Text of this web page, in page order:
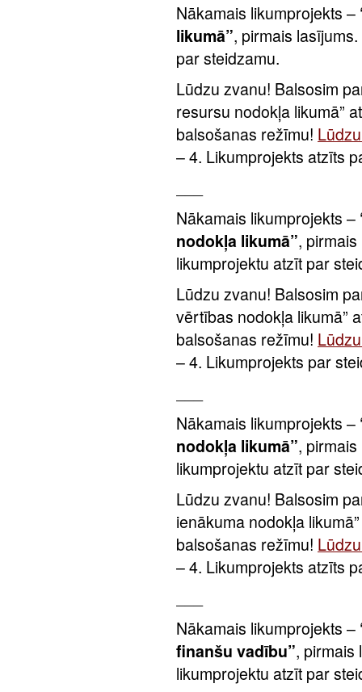
Nākamais likumprojekts –
likumā”, pirmais
par steidzamu.
Lūdzu zvanu! Balsosim
resursu nodokļa likumā”
balsošanas režīmu!
– 4. Likumprojekts atzīts
Nākamais likumprojekts –
nodokļa likumā”,
likumprojektu atzīt par
Lūdzu zvanu! Balsosim
vērtības nodokļa likumā”
balsošanas režīmu!
– 4. Likumprojekts par
Nākamais likumprojekts –
nodokļa likumā”,
likumprojektu atzīt par
Lūdzu zvanu! Balsosim
ienākuma nodokļa
balsošanas režīmu!
– 4. Likumprojekts atzīts
Nākamais likumprojekts –
finanšu vadību”, pirmais
likumprojektu atzīt par